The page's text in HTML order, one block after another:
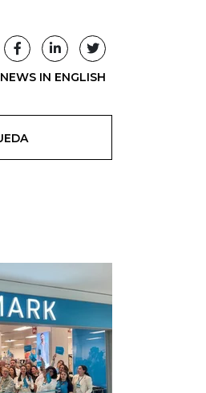
NEWS IN ENGLISH